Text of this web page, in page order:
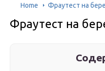
Home Фраутест на
Фраутест на